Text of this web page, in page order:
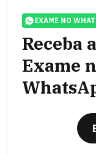
EXAME NO
Receba
Exame